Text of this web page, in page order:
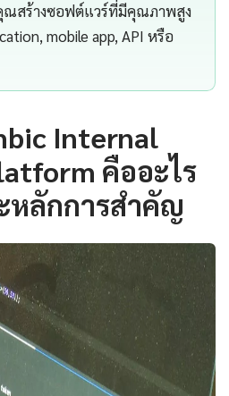
ณสร้างซอฟต์แวร์ที่มีคุณภาพสูง
mobile app, API หรือ
Internal
คืออะไร
ลักการสำคัญ